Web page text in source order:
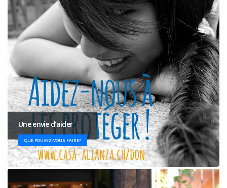
Une envie d'aider
QUE POUVEZ-VOUS FAIRE?